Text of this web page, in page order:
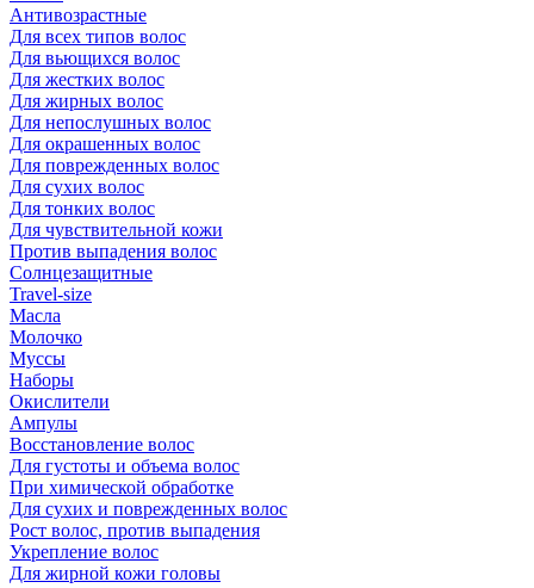
Антивозрастные
Для всех типов волос
Для вьющихся волос
Для жестких волос
Для жирных волос
Для непослушных волос
Для окрашенных волос
Для поврежденных волос
Для сухих волос
Для тонких волос
Для чувствительной кожи
Против выпадения волос
Солнцезащитные
Travel-size
Масла
Молочко
Муссы
Наборы
Окислители
Ампулы
Восстановление волос
Для густоты и объема волос
При химической обработке
Для сухих и поврежденных волос
Рост волос, против выпадения
Укрепление волос
Для жирной кожи головы